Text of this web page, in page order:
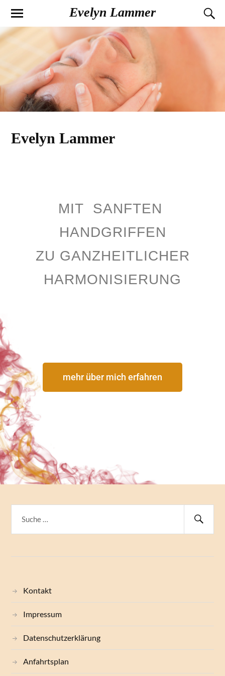
Evelyn Lammer
Evelyn Lammer
MIT SANFTEN
HANDGRIFFEN
ZU GANZHEITLICHER
HARMONISIERUNG
mehr über mich erfahren
Kontakt
Impressum
Datenschutzerklärung
Anfahrtsplan